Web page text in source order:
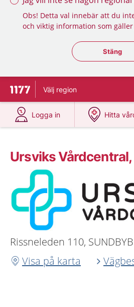
Obs! Detta val innebär att du
och viktig information som
Stäng
Stäng
Till startsidan för 1177
Välj region
Logga in
på 1177.se
Hitta
på
Ursviks
Rissneleden 110,
Visa på karta